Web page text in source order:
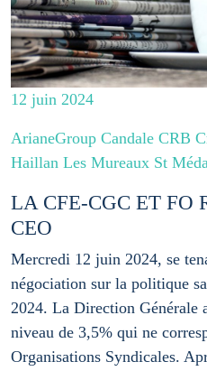
12 juin 2024
ArianeGroup Candale CRB
Haillan Les Mureaux St
LA CFE-CGC ET FO
CEO
Mercredi 12 juin 2024, se
négociation sur la politique
2024. La Direction Générale
niveau de 3,5% qui ne
Organisations Syndicales.